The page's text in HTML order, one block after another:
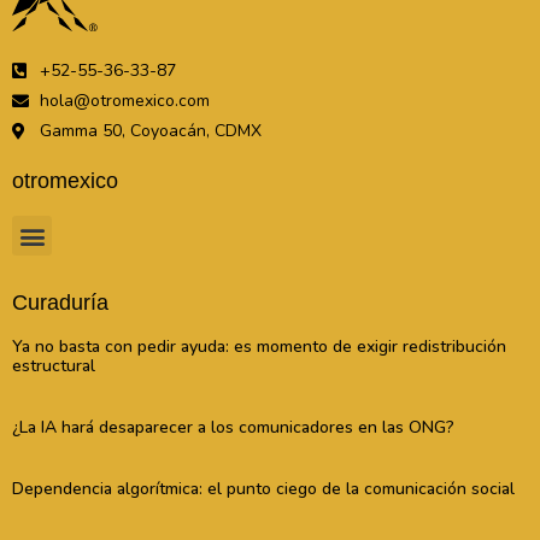
+52-55-36-33-87
hola@otromexico.com
Gamma 50, Coyoacán, CDMX
otromexico
Curaduría
Ya no basta con pedir ayuda: es momento de exigir redistribución
estructural
¿La IA hará desaparecer a los comunicadores en las ONG?
Dependencia algorítmica: el punto ciego de la comunicación social